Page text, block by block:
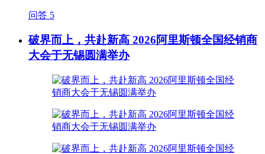
问答 5
破界而上，共赴新高 2026阿里斯顿全国经销商
大会于无锡圆满举办